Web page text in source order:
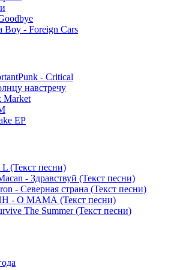
Boy - Foreign Cars
- Critical
навстречу
Market
EP
(Текст песни)
- Здравствуй (Текст песни)
- Северная страна (Текст песни)
О МАМА (Текст песни)
The Summer (Текст песни)